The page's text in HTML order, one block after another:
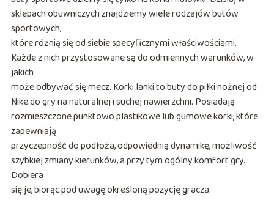
sklepach obuwniczych znajdziemy wiele rodzajów butów
sportowych,
które różnią się od siebie specyficznymi właściwościami.
Każde z nich przystosowane są do odmiennych warunków, w
jakich
może odbywać się mecz. Korki lanki to buty do piłki nożnej od
Nike do gry na naturalnej i suchej nawierzchni. Posiadają
rozmieszczone punktowo plastikowe lub gumowe korki, które
zapewniają
przyczepność do podłoża, odpowiednią dynamikę, możliwość
szybkiej zmiany kierunków, a przy tym ogólny komfort gry.
Dobiera
się je, biorąc pod uwagę określoną pozycję gracza.